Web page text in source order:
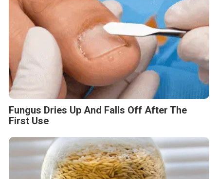
Fungus Dries Up And Falls Off After The
First Use